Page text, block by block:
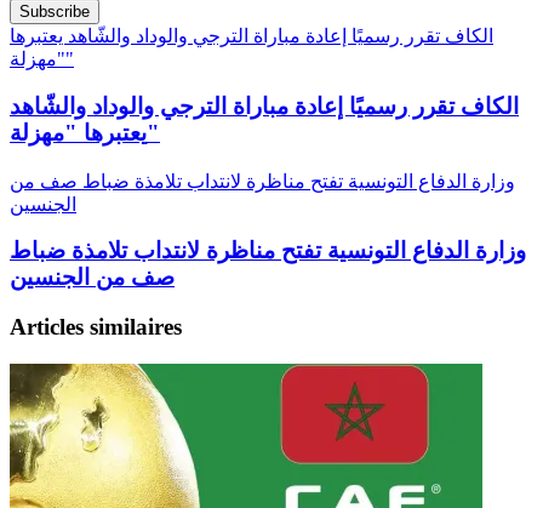
الكاف تقرر رسميًا إعادة مباراة الترجي والوداد والشّاهد يعتبرها
"مهزلة"
الكاف تقرر رسميًا إعادة مباراة الترجي والوداد والشّاهد
يعتبرها "مهزلة"
وزارة الدفاع التونسية تفتح مناظرة لانتداب تلامذة ضباط صف من
الجنسين
وزارة الدفاع التونسية تفتح مناظرة لانتداب تلامذة ضباط
صف من الجنسين
Articles similaires